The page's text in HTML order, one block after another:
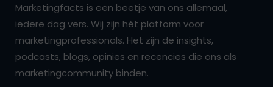
Marketingfacts is een beetje van ons allemaal,
iedere dag vers. Wij zijn hét platform voor
marketingprofessionals. Het zijn de insights,
podcasts, blogs, opinies en recencies die ons als
marketingcommunity binden.